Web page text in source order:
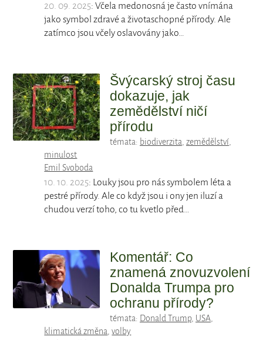
20. 09. 2025: Včela medonosná je často vnímána
jako symbol zdravé a životaschopné přírody. Ale
zatímco jsou včely oslavovány jako…
Švýcarský stroj času
dokazuje, jak
zemědělství ničí
přírodu
témata: biodiverzita, zemědělství,
minulost
Emil Svoboda
10. 10. 2025: Louky jsou pro nás symbolem léta a
pestré přírody. Ale co když jsou i ony jen iluzí a
chudou verzí toho, co tu kvetlo před…
Komentář: Co
znamená znovuzvolení
Donalda Trumpa pro
ochranu přírody?
témata: Donald Trump, USA,
klimatická změna,volby